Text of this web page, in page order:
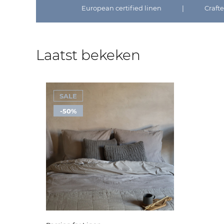
European certified linen |
Laatst bekeken
SALE
-50%